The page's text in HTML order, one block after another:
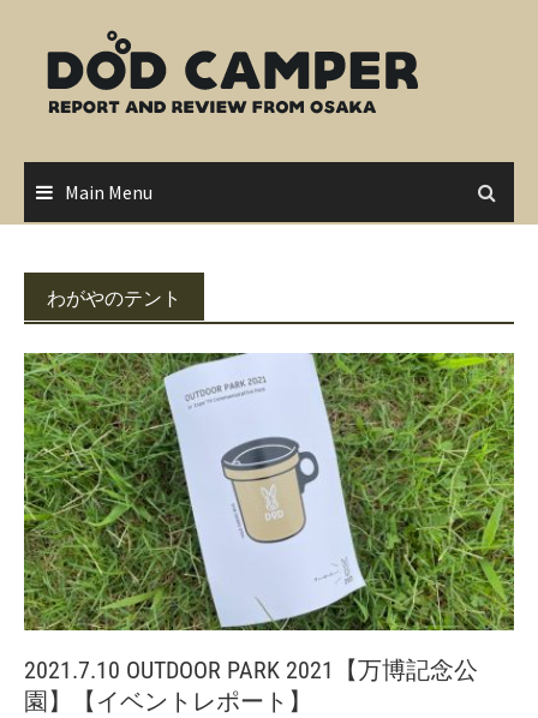
content
Main Menu
わがやのテント
2021.7.10 OUTDOOR PARK 2021【万博記念公
園】【イベントレポート】